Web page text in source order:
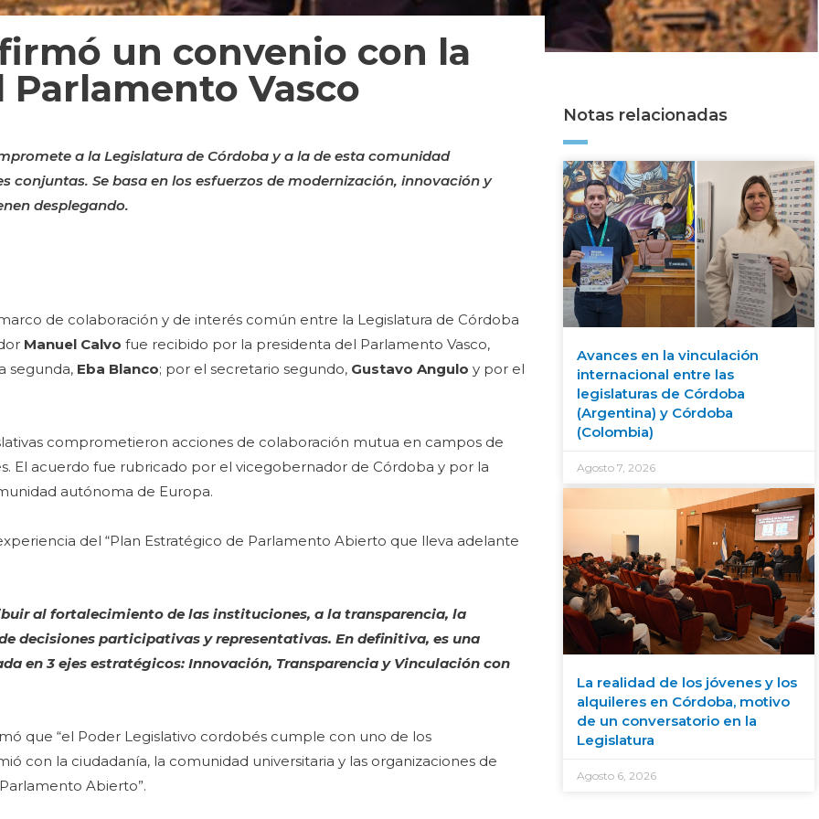
un convenio con la
Vasco
a la Legislatura de Córdoba y a la de esta comunidad
conjuntas. Se basa en los esfuerzos de modernización, innovación y
desplegando.
de colaboración y de interés común entre la Legislatura de Córdoba
Manuel Calvo fue recibido por la presidenta del Parlamento Vasco,
segunda, Eba Blanco; por el secretario segundo, Gustavo Anguloy por el
comprometieron acciones de colaboración mutua en campos de
El acuerdo fue rubricado por el vicegobernador de Córdoba y por la
autónoma de Europa.
del “Plan Estratégico de Parlamento Abierto que lleva adelante
al fortalecimiento de las instituciones, a la transparencia, la
decisiones participativas y representativas. En definitiva, es una
en 3 ejes estratégicos: Innovación, Transparencia y Vinculación con
que “el Poder Legislativo cordobés cumple con uno de los
con la ciudadanía, la comunidad universitaria y las organizaciones de
Abierto”.
Notas relacionadas
Avances en la vinculación
internacional entre las
legislaturas de Córdoba
(Argentina) y Córdoba
(Colombia)
Agosto 7, 2026
La realidad de los jóvenes y los
alquileres en Córdoba, motivo
de un conversatorio en la
Legislatura
Agosto 6, 2026